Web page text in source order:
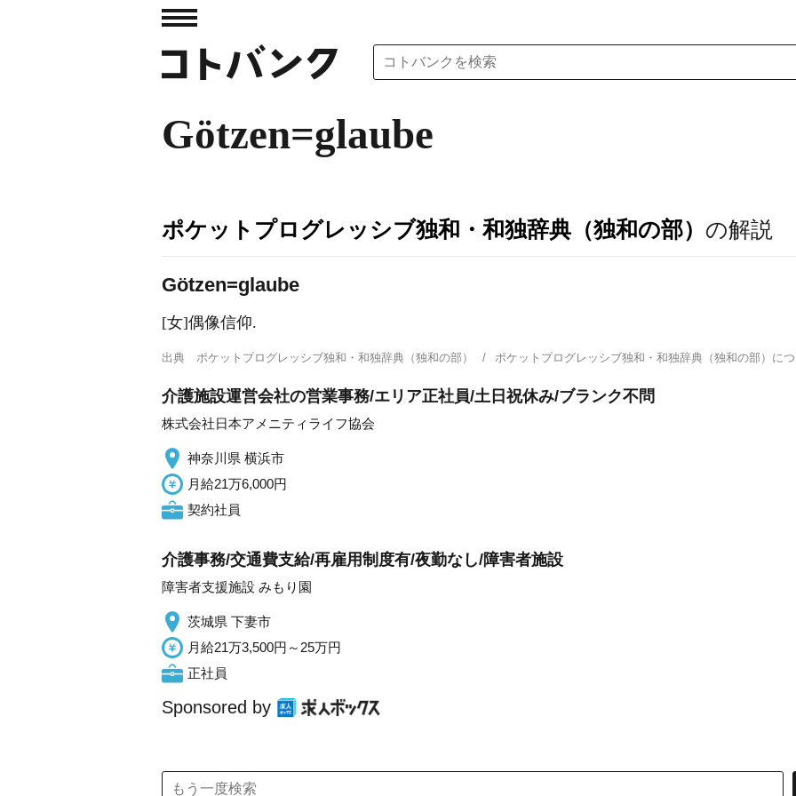
Götzen=glaube
ポケットプログレッシブ独和・和独辞典（独和の部） の解説
Götzen=glaube
[女]偶像信仰.
出典 ポケットプログレッシブ独和・和独辞典（独和の部） ポケットプログレッシブ独和・和独辞典（独和の部）
介護施設運営会社の営業事務/エリア正社員/土日祝休み/ブランク不問
株式会社日本アメニティライフ協会
神奈川県 横浜市
月給21万6,000円
契約社員
介護事務/交通費支給/再雇用制度有/夜勤なし/障害者施設
障害者支援施設 みもり園
茨城県 下妻市
月給21万3,500円～25万円
正社員
Sponsored by